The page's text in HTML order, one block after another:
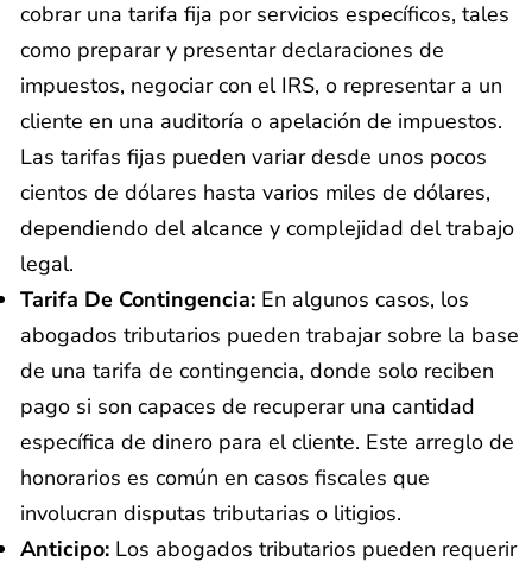
cobrar una tarifa fija por servicios específicos, tales
como preparar y presentar declaraciones de
impuestos, negociar con el IRS, o representar a un
cliente en una auditoría o apelación de impuestos.
Las tarifas fijas pueden variar desde unos pocos
cientos de dólares hasta varios miles de dólares,
dependiendo del alcance y complejidad del trabajo
legal.
Tarifa De Contingencia: En algunos casos, los
abogados tributarios pueden trabajar sobre la base
de una tarifa de contingencia, donde solo reciben
pago si son capaces de recuperar una cantidad
específica de dinero para el cliente. Este arreglo de
honorarios es común en casos fiscales que
involucran disputas tributarias o litigios.
Anticipo: Los abogados tributarios pueden requerir